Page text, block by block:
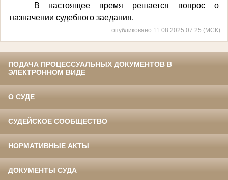
В настоящее время решается вопрос о
назначении судебного заедания.
опубликовано 11.08.2025 07:25 (МСК)
ПОДАЧА ПРОЦЕССУАЛЬНЫХ ДОКУМЕНТОВ В
ЭЛЕКТРОННОМ ВИДЕ
О СУДЕ
СУДЕЙСКОЕ СООБЩЕСТВО
НОРМАТИВНЫЕ АКТЫ
ДОКУМЕНТЫ СУДА